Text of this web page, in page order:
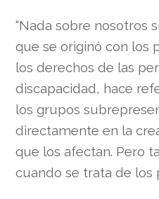
“Nada sobre nosotros
que se originó con los
los derechos de las
discapacidad, hace
los grupos
directamente en la
que los afectan. Pero
cuando se trata de los